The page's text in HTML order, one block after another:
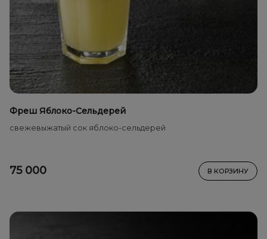
Фреш Яблоко-Сельдерей
свежевыжатый сок яблоко-сельдерей
75 000 В КОРЗИНУ